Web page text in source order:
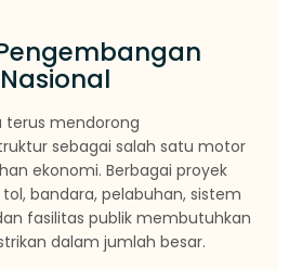
terus mendorong
sebagai salah satu motor
ekonomi. Berbagai proyek
bandara, pelabuhan, sistem
fasilitas publik membutuhkan
dalam jumlah besar.